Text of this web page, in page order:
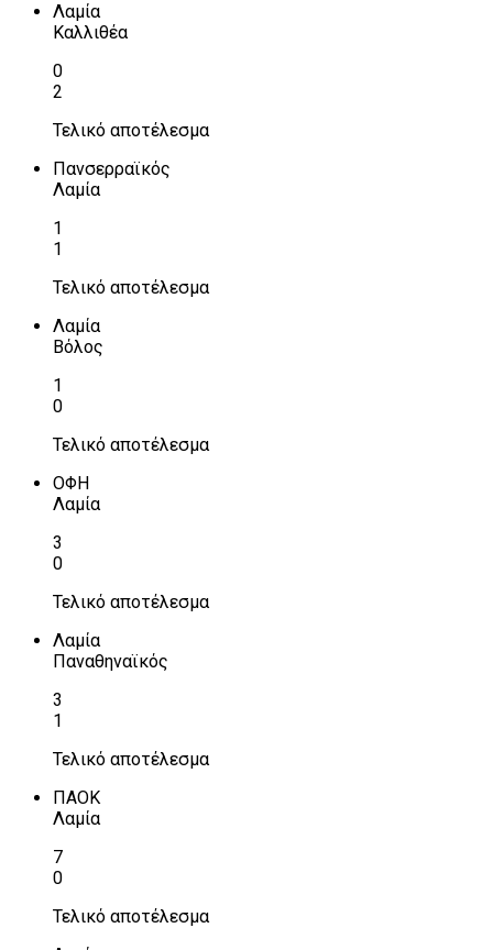
Λαμία
Καλλιθέα
0
2
Τελικό αποτέλεσμα
Πανσερραϊκός
Λαμία
1
1
Τελικό αποτέλεσμα
Λαμία
Βόλος
1
0
Τελικό αποτέλεσμα
ΟΦΗ
Λαμία
3
0
Τελικό αποτέλεσμα
Λαμία
Παναθηναϊκός
3
1
Τελικό αποτέλεσμα
ΠΑΟΚ
Λαμία
7
0
Τελικό αποτέλεσμα